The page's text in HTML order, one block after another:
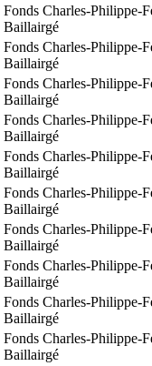
Fonds Charles-Philippe-
Baillairgé
Fonds Charles-Philippe-
Baillairgé
Fonds Charles-Philippe-
Baillairgé
Fonds Charles-Philippe-
Baillairgé
Fonds Charles-Philippe-
Baillairgé
Fonds Charles-Philippe-
Baillairgé
Fonds Charles-Philippe-
Baillairgé
Fonds Charles-Philippe-
Baillairgé
Fonds Charles-Philippe-
Baillairgé
Fonds Charles-Philippe-
Baillairgé